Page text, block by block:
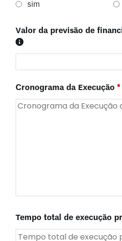
sim
Valor da previsão de
Cronograma da Execução *
Tempo total de execução